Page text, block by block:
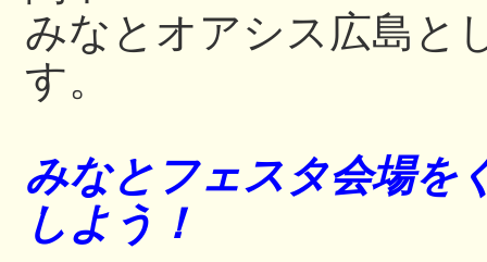
みなとオアシス広島と
す。
みなとフェスタ会場を
しよう！